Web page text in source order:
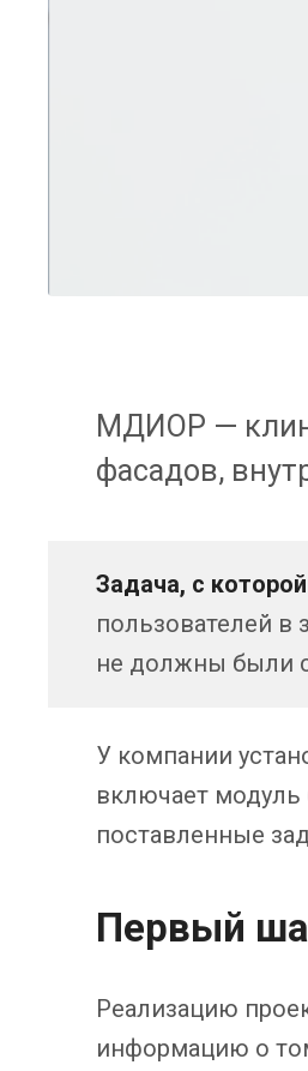
МДИОР —
фасадов,
Задача, с
пользователей в
не должны были
У компании
включает
поставленные
Первый
Реализацию
информацию о